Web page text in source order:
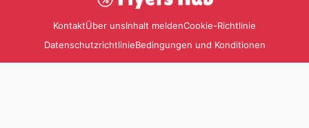
KontaktÜber unsInhalt meldenCookie-Richtlinie
DatenschutzrichtlinieBedingungen und Konditionen